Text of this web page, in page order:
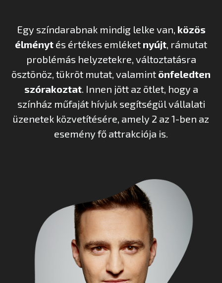
Egy színdarabnak mindig lelke van, közös
élményt és értékes emléket nyújt, rámutat
problémás helyzetekre, változtatásra
ösztönöz, tükröt mutat, valamint önfeledten
szórakoztat. Innen jött az ötlet, hogy a
színház műfaját hívjuk segítségül vállalati
üzenetek közvetítésére, amely 2 az 1-ben az
esemény fő attrakciója is.